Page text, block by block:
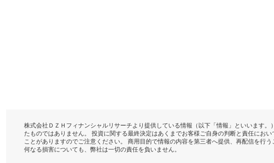
株式会社ＤＺＨフィナンシャルリサーチより提供している情報（以下「情報」といいます
たものではありません。 投資に関する最終決定はあくまでお客様ご自身の判断と責任にお
ことがありますのでご注意ください。 商用目的で情報の内容を第三者へ提供、再配信を行
何なる損害についても、弊社は一切の責任を負いません。